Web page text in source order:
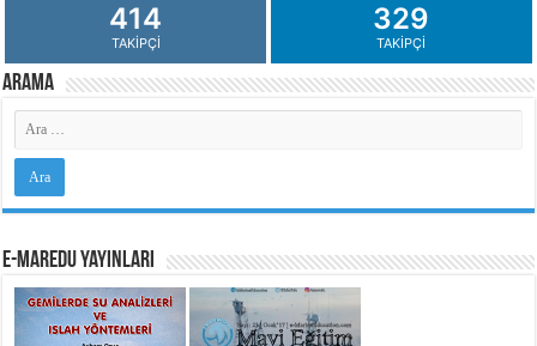
414
TAKIPÇI
329
TAKIPÇI
Arama
e-MarEdu Yayınları